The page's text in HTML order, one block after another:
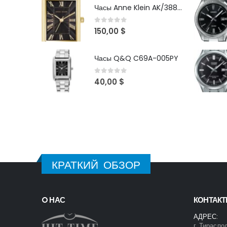
Часы Anne Klein AK/3882BKGB
0out of 5
150,00 $
Часы Q&Q C69A-005PY
0 out of 5
40,00 $
КРАТКИЙ ОБЗОР
O НАС
АДРЕС: